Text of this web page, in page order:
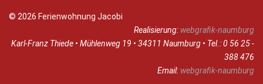
© 2026 Ferienwohnung Jacobi
Realisierung: webgrafik-naumburg
Karl-Franz Thiede • Mühlenweg 19 • 34311 Naumburg • Tel.: 0 56 25 -
388 476
Email: webgrafik-naumburg